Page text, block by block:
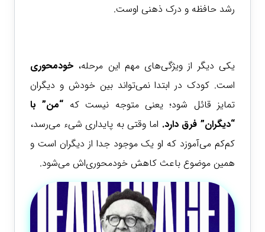
رشد حافظه و درک ذهنی اوست.
یکی دیگر از ویژگی‌های مهم این مرحله، خودمحوری
است. کودک در ابتدا نمی‌تواند بین خودش و دیگران
تمایز قائل شود؛ یعنی متوجه نیست که “من” با
“دیگران” فرق دارد. اما وقتی به پایداری شیء می‌رسد،
کم‌کم می‌آموزد که او یک موجود جدا از دیگران است و
همین موضوع باعث کاهش خودمحوری‌اش می‌شود.